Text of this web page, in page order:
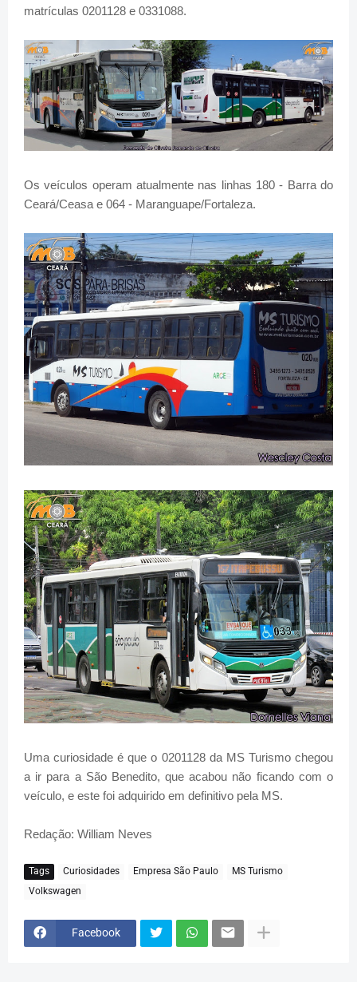
matrículas 0201128 e 0331088.
Os veículos operam atualmente nas linhas 180 - Barra do
Ceará/Ceasa e 064 - Maranguape/Fortaleza.
Uma curiosidade é que o 0201128 da MS Turismo chegou
a ir para a São Benedito, que acabou não ficando com o
veículo, e este foi adquirido em definitivo pela MS.
Redação: William Neves
Tags Curiosidades Empresa São Paulo
MS Turismo
Volkswagen
Facebook